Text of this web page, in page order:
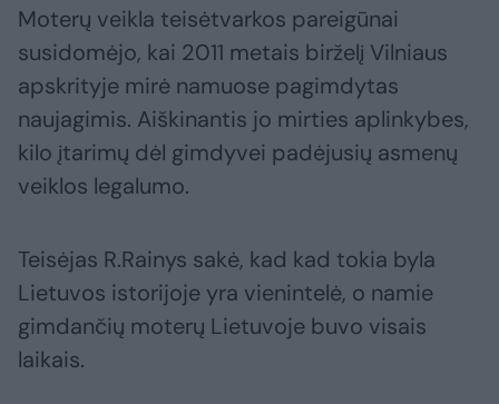
Moterų veikla teisėtvarkos pareigūnai
susidomėjo, kai 2011 metais birželį Vilniaus
apskrityje mirė namuose pagimdytas
naujagimis. Aiškinantis jo mirties aplinkybes,
kilo įtarimų dėl gimdyvei padėjusių asmenų
veiklos legalumo.
Teisėjas R.Rainys sakė, kad kad tokia byla
Lietuvos istorijoje yra vienintelė, o namie
gimdančių moterų Lietuvoje buvo visais
laikais.